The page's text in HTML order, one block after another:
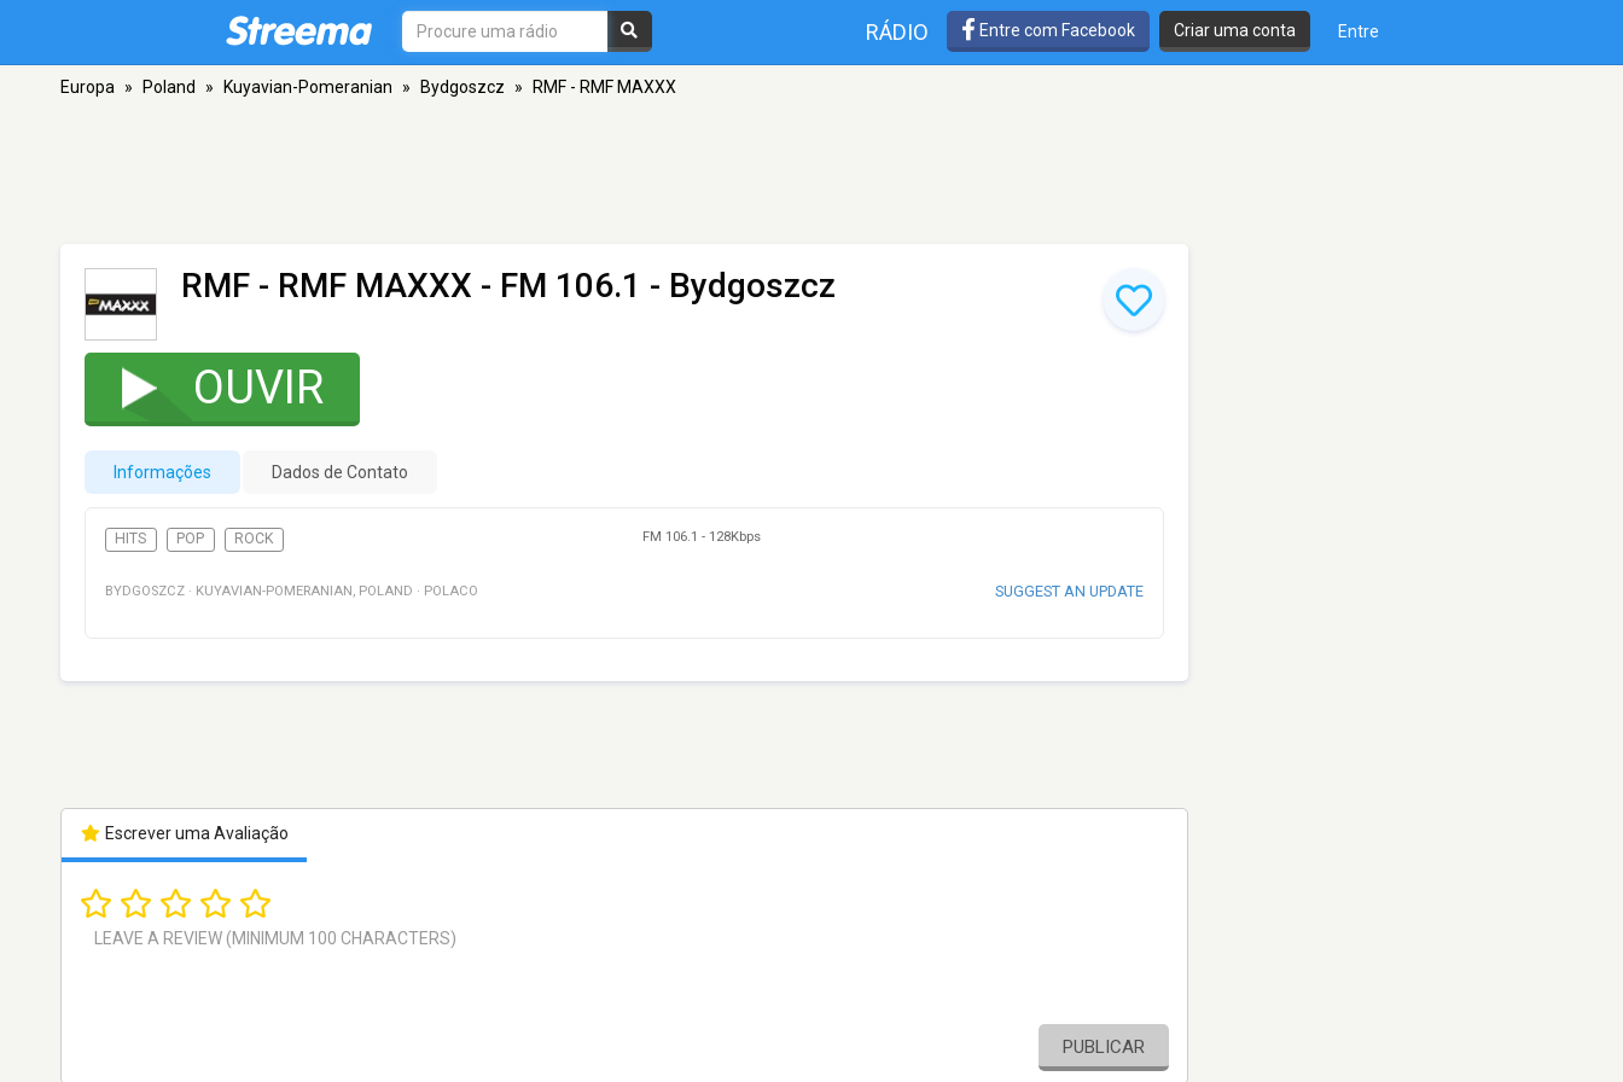
RÁDIO Entre com Facebook Criar uma conta Entre
Europa » Poland » Kuyavian-Pomeranian » Bydgoszcz » RMF - RMF MAXXX
RMF - RMF MAXXX - FM 106.1 - Bydgoszcz
OUVIR
Informações Dados de Contato
HITS POP ROCK FM 106.1 - 128Kbps
BYDGOSZCZ · KUYAVIAN-POMERANIAN , POLAND · POLACO SUGGEST AN UPDATE
Escrever uma Avaliação
PUBLICAR